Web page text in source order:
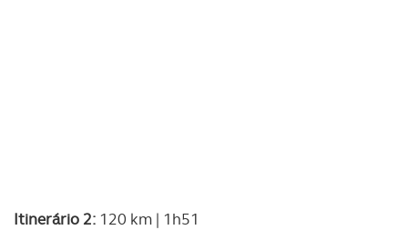
Itinerário 2: 120 km | 1h51